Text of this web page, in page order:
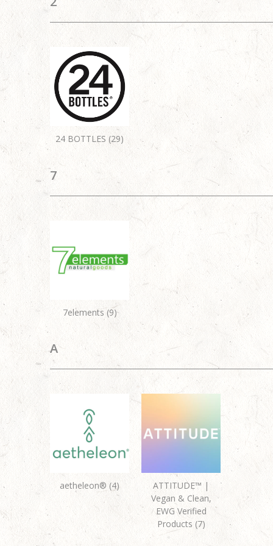
24 BOTTLES (29)
7
7elements (9)
A
aetheleon® (4)
ATTITUDE™ |
Vegan & Clean,
EWG Verified
Products (7)